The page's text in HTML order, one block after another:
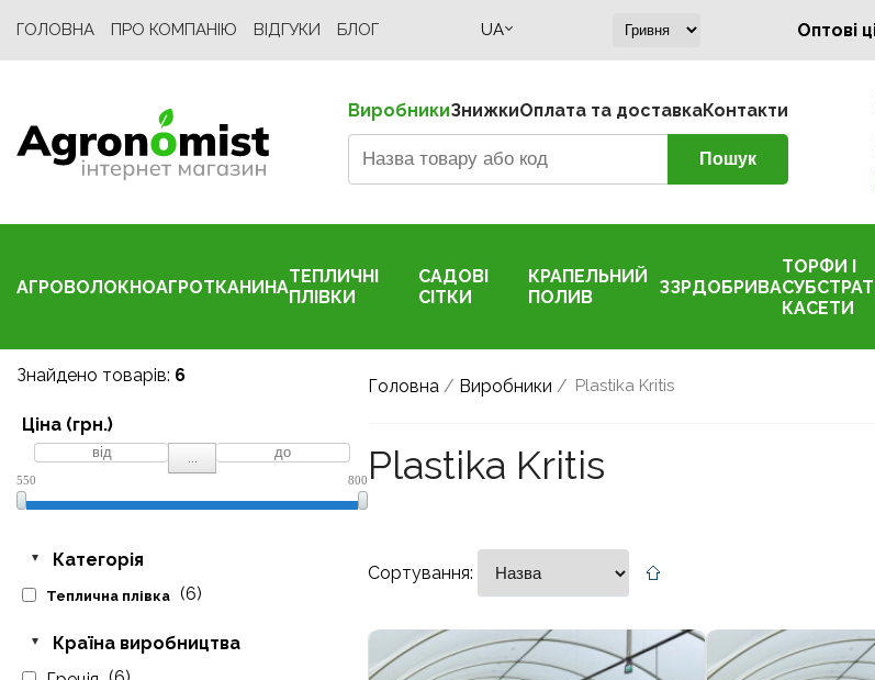
ГОЛОВНА ПРО КОМПАНІЮ ВІДГУКИ БЛОГ UA Оптові
ВиробникиЗнижкиОплата та доставкаКонтакти
АГРОВОЛОКНОАГРОТКАНИНАТЕПЛИЧНІ
ПЛІВКИ
САДОВІ
СІТКИ
КРАПЕЛЬНИЙ
ПОЛИВ
ЗЗРДОБРИВА
ТОРФИ І
КАСЕТИ
Знайдено товарів: 6
Ціна (грн.)
...
550 800
Категорія
Теплична плівка (6)
Країна виробництва
Головна / Виробники / Plastika Kritis
Plastika Kritis
Сортування: